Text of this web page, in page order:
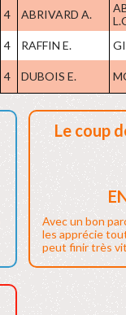
4 ABRIVARD A.
4 RAFFIN E.
4 DUBOIS E.
Le coup
Avec un bon
les apprécie
peut finir très